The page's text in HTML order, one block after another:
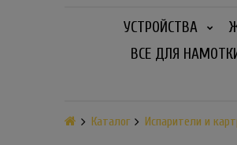
УСТРОЙСТВА
ВСЕ ДЛЯ
Каталог Испарители и